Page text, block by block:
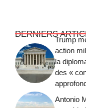
DERNIERS
Trump
action
la
des «
Antonio